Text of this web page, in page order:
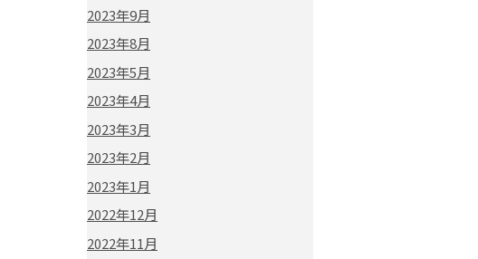
2023年9月
2023年8月
2023年5月
2023年4月
2023年3月
2023年2月
2023年1月
2022年12月
2022年11月